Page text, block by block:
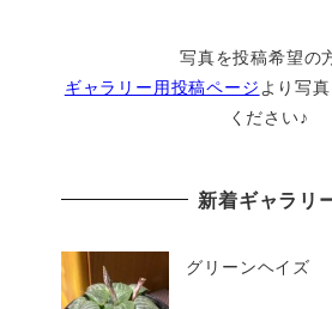
写真を投稿希望の
ギャラリー用投稿ページ より写
ください♪
新着ギャラリ
グリーンヘイズ